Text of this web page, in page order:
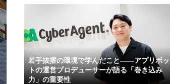
若手抜擢の環境で学んだこと――アプリボッ
トの運営プロデューサーが語る「巻き込み
力」の重要性